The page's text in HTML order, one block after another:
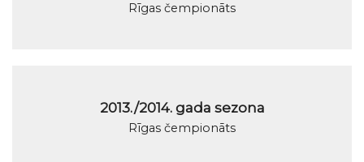
Rīgas čempionāts
2013./2014. gada sezona
Rīgas čempionāts